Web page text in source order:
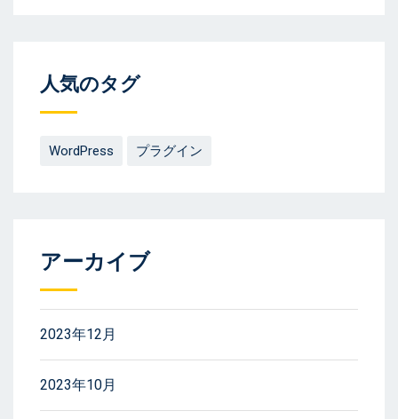
人気のタグ
WordPress プラグイン
アーカイブ
2023年12月
2023年10月